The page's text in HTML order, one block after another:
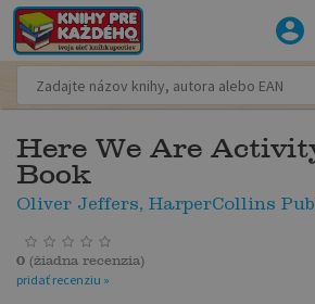
Here We Are
Book
Oliver Jeffers, HarperCollins
0 (žiadna recenzia)
pridať recenziu »